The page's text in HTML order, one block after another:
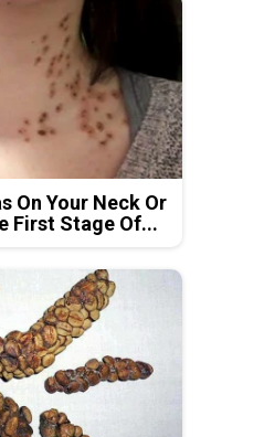
On Your Neck Or
First Stage Of...